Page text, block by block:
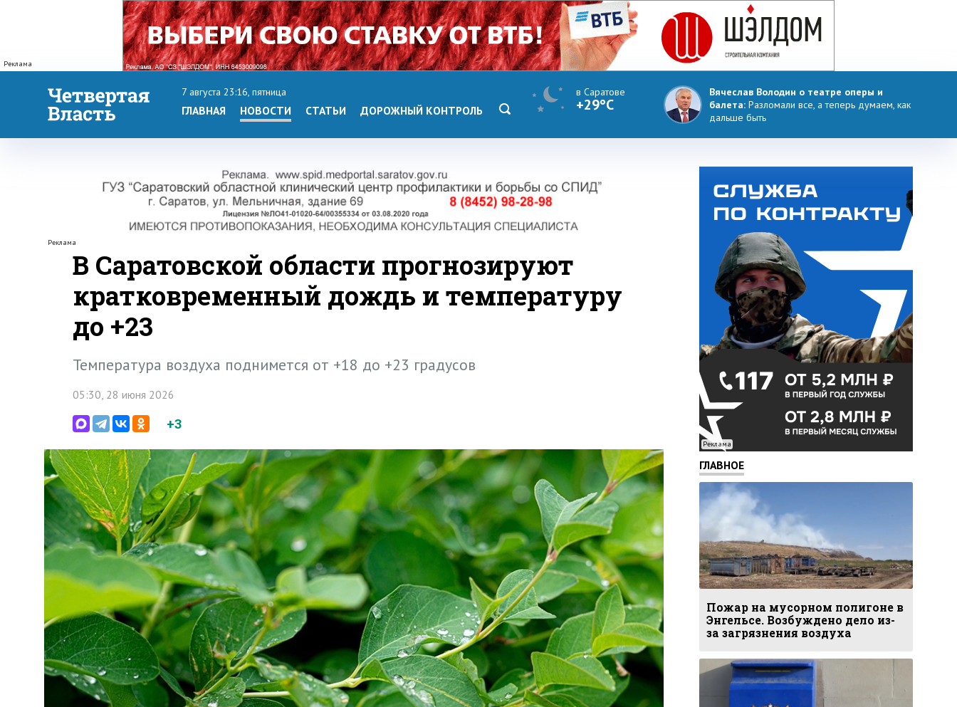
Реклама
7 августа 23:16, пятница
ГЛАВНАЯ НОВОСТИ СТАТЬИ ДОРОЖНЫЙ КОНТРОЛЬ
в Саратове
+29°C
Вячеслав Володин о театре оперы и
балета: Разломали все, а теперь думаем, как
дальше быть
Реклама
В Саратовской области прогнозируют
кратковременный дождь и температуру
до +23
Температура воздуха поднимется от +18 до +23 градусов
05:30, 28 июня 2026
+3
Реклама
ГЛАВНОЕ
Пожар на мусорном полигоне в
Энгельсе. Возбуждено дело из-
за загрязнения воздуха